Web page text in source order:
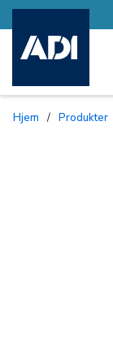
Hjem / Produkter